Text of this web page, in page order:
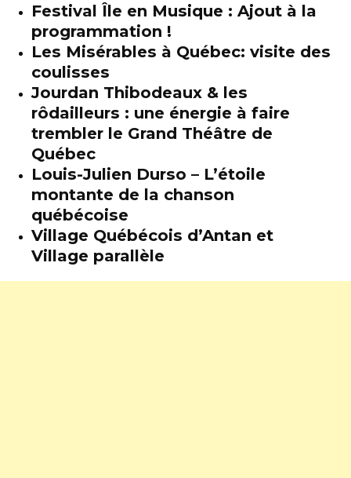
Festival Île en Musique : Ajout à la
programmation !
Les Misérables à Québec: visite des
coulisses
Jourdan Thibodeaux & les
rôdailleurs : une énergie à faire
trembler le Grand Théâtre de
Québec
Louis-Julien Durso – L’étoile
montante de la chanson
québécoise
Village Québécois d’Antan et
Village parallèle